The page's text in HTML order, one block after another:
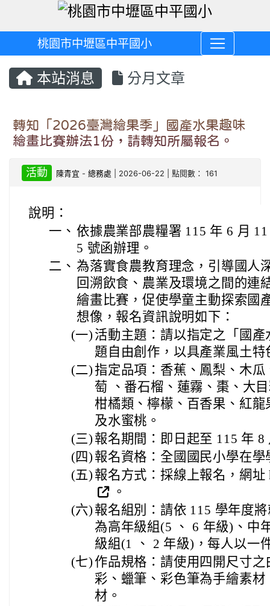
桃園市中壢區中平國小
本站消息 分月文章
轉知「2026臺灣繪果季」國產水果趣味
繪畫比賽辦法1份，請轉知所屬報名。
活動 陳青宜 -總務處 | 2026-06-22 | 點閱數： 161
說明：
一、 依據農業部農糧署 115 年 6 月
5 號函辦理。
二、 為落實食農教育理念，引導國人
回溯飲食、農業及環境之間的連
繪畫比賽，促使學童主動探索國
想像，報名資訊說明如下：
(一) 活動主題：請以指定之「國
題自由創作，以具產業風土
(二)指定品項：香蕉、鳳梨、木
萄 、番石榴、蓮霧、棗、大
柑橘類、檸檬、百香果、紅
及水蜜桃。
(三) 報名期間：即日起至 115 年
(四) 報名資格：全國國民小學在學
(五) 報名方式：採線上報名，網
。
(六) 報名組別：請依 115 學年度
為高年級組(5 、 6 年級)、中
級組(1 、 2 年級)，每人以一
(七) 作品規格：請使用四開尺寸
彩、蠟筆、彩色筆為手繪素
材。